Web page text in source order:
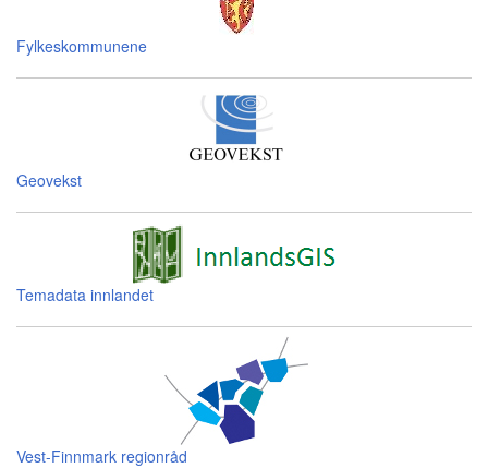
Fylkeskommunene
Geovekst
Temadata innlandet
Vest-Finnmark regionråd